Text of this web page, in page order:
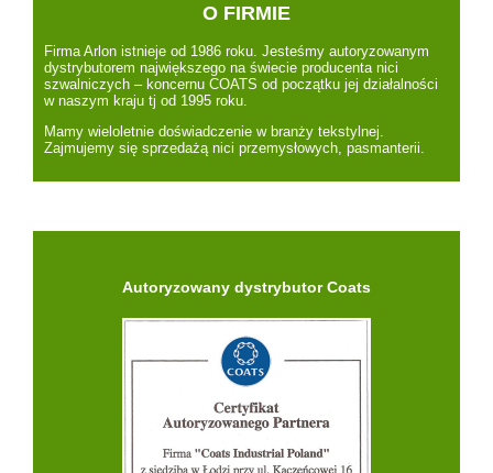
O FIRMIE
Firma Arlon istnieje od 1986 roku. Jesteśmy autoryzowanym
dystrybutorem największego na świecie producenta nici
szwalniczych – koncernu COATS od początku jej działalności
w naszym kraju tj od 1995 roku.
Mamy wieloletnie doświadczenie w branży tekstylnej.
Zajmujemy się sprzedażą nici przemysłowych, pasmanterii.
Autoryzowany dystrybutor Coats